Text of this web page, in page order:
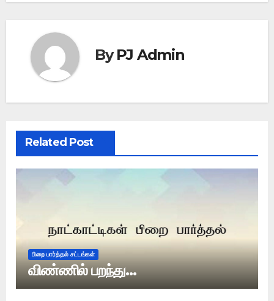
ByPJ Admin
Related Post
பிறை பார்த்தல் சட்டங்கள்
விண்ணில் பறந்து…